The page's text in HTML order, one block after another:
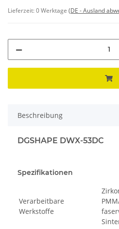
Lieferzeit:0 Werktage (DE - Ausland
Beschreibung
DGSHAPE DWX-53DC
Spezifikationen
Verarbeitbare
Werkstoffe